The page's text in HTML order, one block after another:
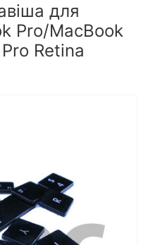
для
Pro/MacBook
Retina